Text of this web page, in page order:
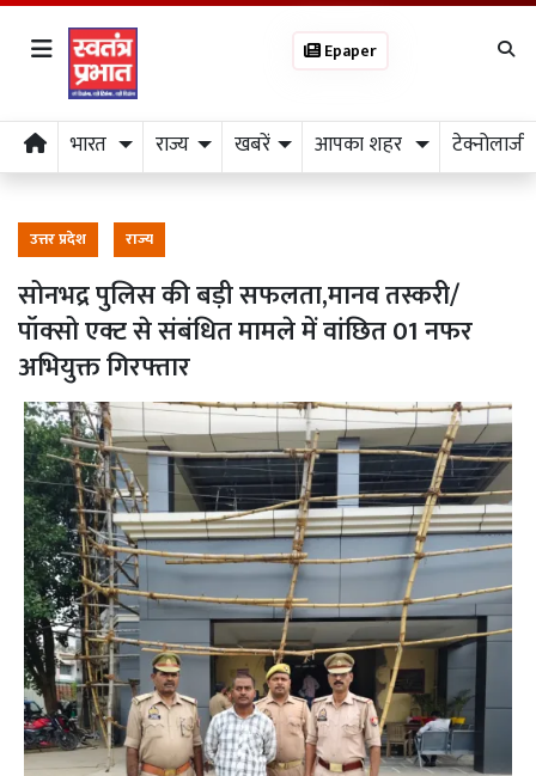
Epaper
भारत राज्य खबरें आपका शहर टेक्नोलाजी
उत्तर प्रदेश राज्य
सोनभद्र पुलिस की बड़ी सफलता,मानव तस्करी/
पॉक्सो एक्ट से संबंधित मामले में वांछित 01 नफर
अभियुक्त गिरफ्तार